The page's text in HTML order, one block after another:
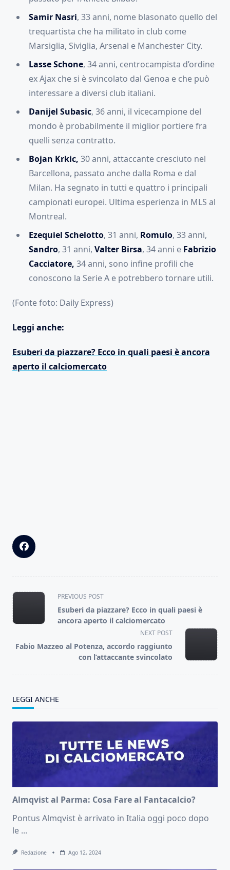
Samir Nasri, 33 anni, nome blasonato quello del
trequartista che ha militato in club come
Marsiglia, Siviglia, Arsenal e Manchester City.
Lasse Schone, 34 anni, centrocampista d’ordine
ex Ajax che si è svincolato dal Genoa e che può
interessare a diversi club italiani.
Danijel Subasic, 36 anni, il vicecampione del
mondo è probabilmente il miglior portiere fra
quelli senza contratto.
Bojan Krkic, 30 anni, attaccante cresciuto nel
Barcellona, passato anche dalla Roma e dal
Milan. Ha segnato in tutti e quattro i principali
campionati europei. Ultima esperienza in MLS al
Montreal.
Ezequiel Schelotto, 31 anni, Romulo, 33 anni,
Sandro, 31 anni, Valter Birsa, 34 anni e Fabrizio
Cacciatore, 34 anni, sono infine profili che
conoscono la Serie A e potrebbero tornare utili.
(Fonte foto: Daily Express)
Leggi anche:
Esuberi da piazzare? Ecco in quali paesi è ancora
aperto il calciomercato
<span
class="nav-
subtitle
reader-
text">Page</span>
PREVIOUS POST
Esuberi da piazzare? Ecco in quali paesi è
ancora aperto il calciomercato
NEXT POST
Fabio Mazzeo al Potenza, accordo raggiunto
con l’attaccante svincolato
LEGGI ANCHE
Almqvist al Parma: Cosa Fare al Fantacalcio?
Pontus Almqvist è arrivato in Italia oggi poco dopo
le ...
Redazione Ago 12, 2024